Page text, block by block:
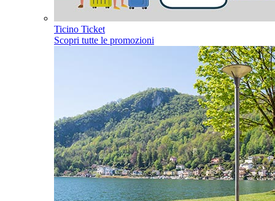
Ticino Ticket
Scopri tutte le promozioni